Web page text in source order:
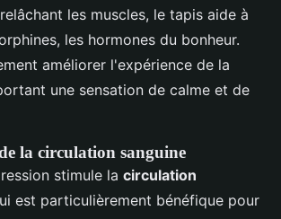
les muscles, le tapis aide à
les hormones du bonheur.
améliorer l'expérience de la
une sensation de calme et de
la circulation sanguine
stimule la circulation
est particulièrement bénéfique pour